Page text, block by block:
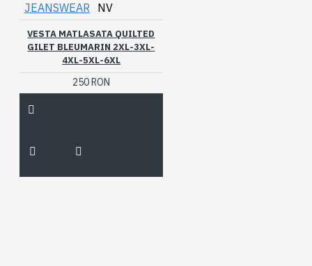
JEANSWEAR NV
VESTA MATLASATA QUILTED
GILET BLEUMARIN 2XL-3XL-
4XL-5XL-6XL
250 RON